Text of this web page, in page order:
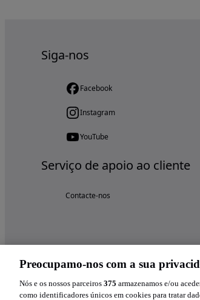
Siga-nos
Facebook
Instagram
YouTube
Serviço de apoio ao cliente
Contacte-nos
Preocupamo-nos com a sua
Nós e os nossos parceiros 375 armazenamos e/ou
como identificadores únicos em cookies para tratar